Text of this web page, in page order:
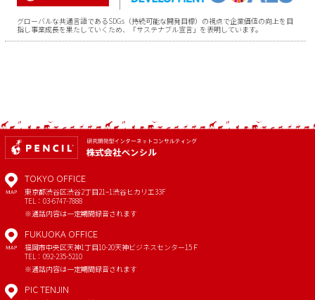
グローバルな共通言語であるSDGs（持続可能な開発目標）の視点で企業価値の向上を目
指し事業成長を果たしていくため、「サステナブル宣言」を表明しています。
MAP
TOKYO OFFICE
東京都渋谷区渋谷2丁目21−1渋谷ヒカリエ33F
TEL：03-6747-7888
※通話内容は一定期間録音されます
MAP
FUKUOKA OFFICE
福岡市中央区天神1丁目10-20天神ビジネスセンター15Ｆ
TEL：092-235-5210
※通話内容は一定期間録音されます
PIC TENJIN